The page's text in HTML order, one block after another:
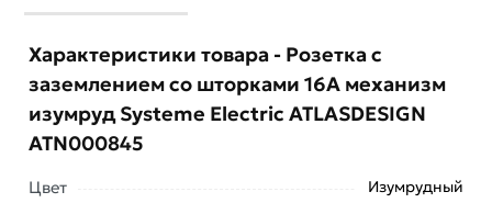
Характеристики товара - Розетка с
заземлением со шторками 16А механизм
изумруд Systeme Electric ATLASDESIGN
ATN000845
Цвет Изумрудный